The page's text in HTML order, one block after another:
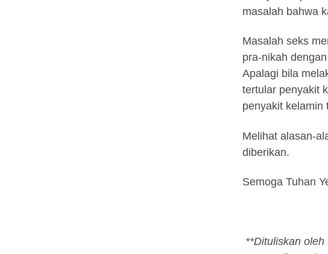
masalah bahwa
Masalah seks
pra-nikah
Apalagi bila
tertular penyakit
penyakit kelamin
Melihat alasan-
diberikan.
Semoga Tuhan
**Dituliskan